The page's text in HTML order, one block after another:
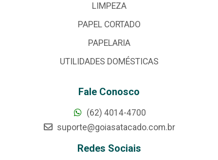
LIMPEZA
PAPEL CORTADO
PAPELARIA
UTILIDADES DOMÉSTICAS
Fale Conosco
(62) 4014-4700
suporte@goiasatacado.com.br
Redes Sociais